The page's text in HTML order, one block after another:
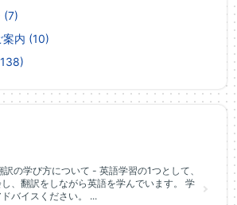
(7)
案内 (10)
訳の学び方について - 英語学習の1つとして、
、翻訳をしながら英語を学んでいます。 学
バイスください。 ...